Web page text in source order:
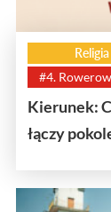
Religia
#4.
Kierunek:
łączy